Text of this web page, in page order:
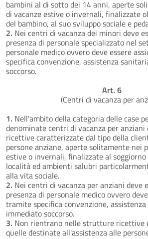
bambini al di sotto dei 14 anni, aperte
di vacanze estive o invernali, finalizzate
del bambino, al suo sviluppo sociale e
2. Nei centri di vacanza dei minori deve
presenza di personale specializzato nel
personale medico ovvero deve essere
specifica convenzione, assistenza
soccorso.
Art. 6
(Centri di vacanza per
1. Nell'ambito della categoria delle case
denominate centri di vacanza per
ricettive caratterizzate dal tipo della
persone anziane, aperte solitamente nei
estive o invernali, finalizzate al
località ed ambienti salubri
alla vita sociale.
2. Nei centri di vacanza per anziani deve
presenza di personale medico ovvero
tramite specifica convenzione,
immediato soccorso.
3. Non rientrano nelle strutture ricettive
quelle destinate all'assistenza alle